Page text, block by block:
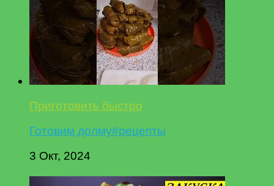
Приготовить быстро
Готовим долму#рецепты
3 Окт, 2024